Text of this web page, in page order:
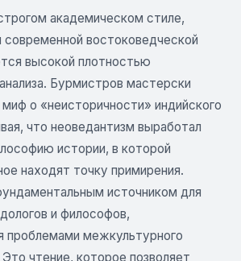
академическом стиле,
современной востоковедческой
высокой плотностью
Бурмистров мастерски
о «неисторичности» индийского
что неоведантизм выработал
истории, в которой
находят точку примирения.
источником для
и философов,
межкультурного
чтение, которое позволяет